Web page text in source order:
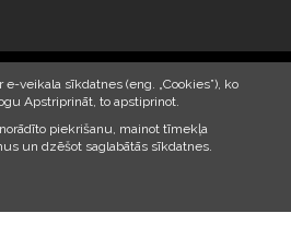
veikala sīkdatnes (eng. „Cookies”), ko
Apstriprināt, to apstiprinot.
piekrišanu, mainot tīmekļa
un dzēšot saglabātās sīkdatnes.